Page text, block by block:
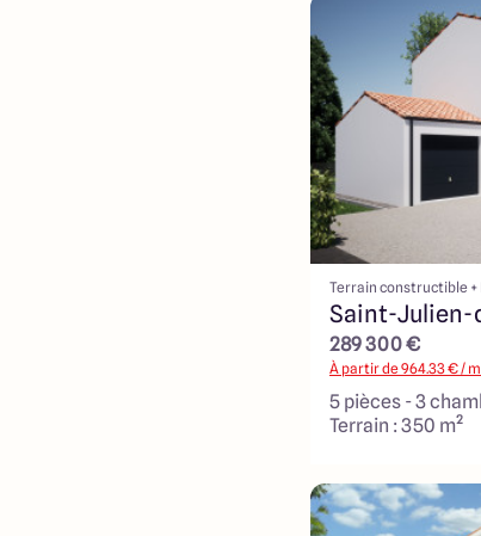
Terrain constructible +
Saint-Julien-
289 300 €
À partir de964.33€ /
5 pièces - 3
Terrain : 350 m²